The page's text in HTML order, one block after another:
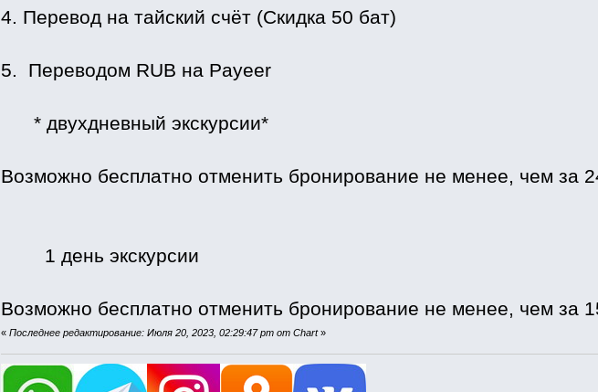
4. Перевод на тайский счёт (Скидка 50 бат)
5. Переводом RUB на Payeer
* двухдневный экскурсии*
Возможно бесплатно отменить бронирование не менее, чем за
1 день экскурсии
Возможно бесплатно отменить бронирование не менее, чем за
« Последнее редактирование: Июля 20, 2023, 02:29:47 pm от Chart»